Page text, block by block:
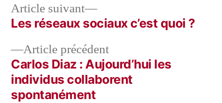
Navigation
de
l’article
Article précédentArticle
précédent :
Carlos Diaz : Aujourd’hui les
individus collaborent
spontanément
Article suivant
Article
suivant :
Les réseaux sociaux c’est quoi ?